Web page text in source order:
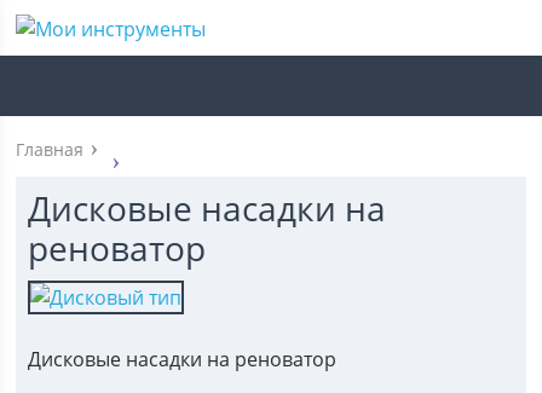
Главная
Дисковые насадки на
реноватор
Дисковые насадки на реноватор